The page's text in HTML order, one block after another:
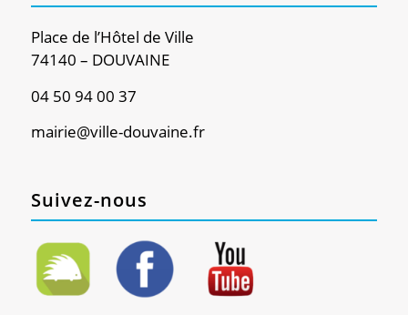
Place de l’Hôtel de Ville
74140 – DOUVAINE
04 50 94 00 37
mairie@ville-douvaine.fr
Suivez-nous